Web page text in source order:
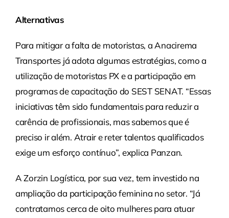
Alternativas
Para mitigar a falta de motoristas, a Anacirema
Transportes já adota algumas estratégias, como a
utilização de motoristas PX e a participação em
programas de capacitação do SEST SENAT. “Essas
iniciativas têm sido fundamentais para reduzir a
carência de profissionais, mas sabemos que é
preciso ir além. Atrair e reter talentos qualificados
exige um esforço contínuo”, explica Panzan.
A Zorzin Logística, por sua vez, tem investido na
ampliação da participação feminina no setor. “Já
contratamos cerca de oito mulheres para atuar